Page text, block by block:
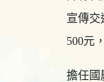
宣傳交
500元
擔任國